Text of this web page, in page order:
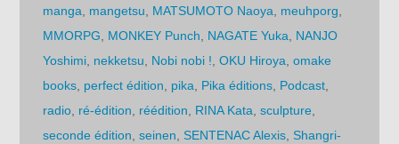
manga
mangetsu MATSUMOTO Naoya meuhporg
MMORPG
MONKEY Punch NAGATE Yuka
NANJO
Yoshimi nekketsu Nobi nobi ! ,OKU Hiroya ,omake
books perfect édition pika Pika éditions Podcast
radio ré-édition réédition RINA Kata ,sculpture
seconde édition ,seinen ,SENTENAC Alexis ,Shangri-